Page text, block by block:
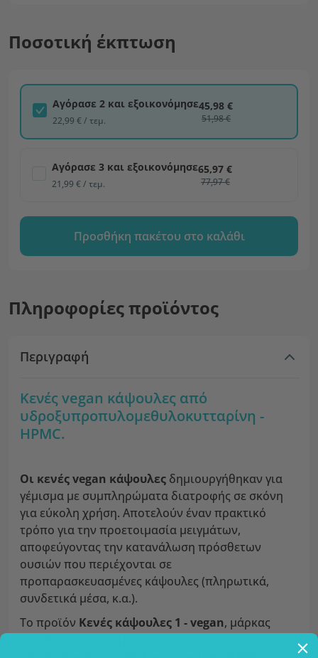
Ποσοτική έκπτωση
Αγόρασε 2 και εξοικονόμησε
22,99 € / τεμ.
45,98 €
51,98 €
Αγόρασε 3 και εξοικονόμησε
21,99 € / τεμ.
65,97 €
77,97 €
Προσθήκη πακέτου στο καλάθι
Πληροφορίες προϊόντος
Περιγραφή
Κενές vegan κάψουλες από
υδροξυπροπυλομεθυλοκυτταρίνη -
HPMC.
Οι κενές vegan κάψουλες δημιουργήθηκαν για
γέμισμα με συμπληρώματα διατροφής σε σκόνη
για εύκολη χρήση. Αποτελούν έναν πρακτικό
τρόπο για την προετοιμασία μειγμάτων,
αποφεύγοντας την κατανάλωση πρόσθετων
ουσιών που περιέχονται σε
προπαρασκευασμένες κάψουλες (πληρωτικά,
συνδετικά μέσα, κ.α.).
Το προϊόν Κενές κάψουλες 1 - vegan, μάρκας